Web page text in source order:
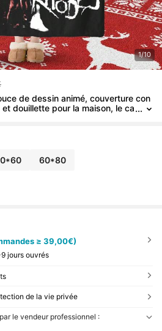
1/10
de dessin animé, couverture con
douillette pour la maison, le ca
60*80
≥ 39,00€)
jours ouvrés
de la vie privée
le vendeur professionnel :